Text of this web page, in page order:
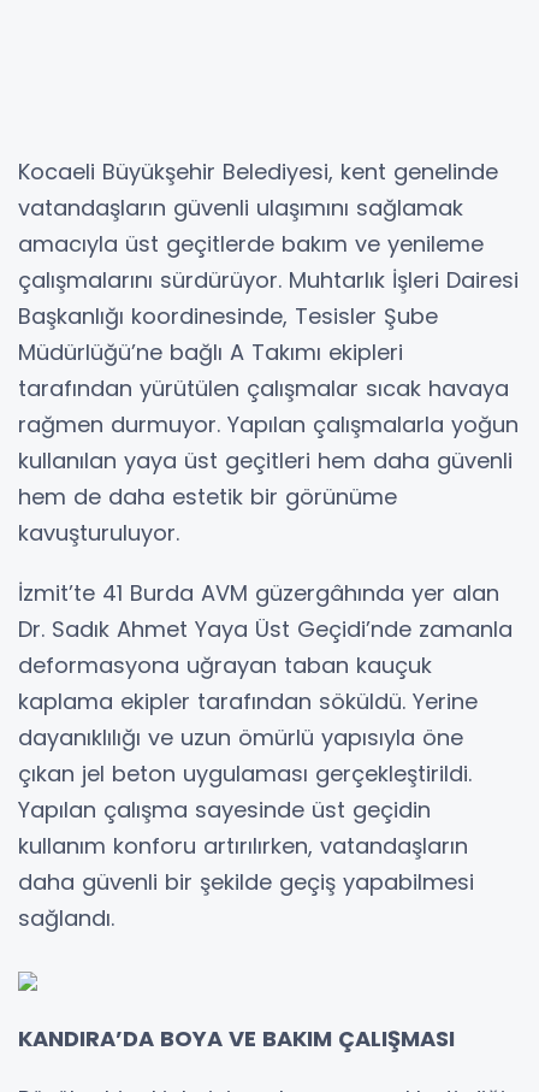
Kocaeli Büyükşehir Belediyesi, kent genelinde
vatandaşların güvenli ulaşımını sağlamak
amacıyla üst geçitlerde bakım ve yenileme
çalışmalarını sürdürüyor. Muhtarlık İşleri Dairesi
Başkanlığı koordinesinde, Tesisler Şube
Müdürlüğü’ne bağlı A Takımı ekipleri
tarafından yürütülen çalışmalar sıcak havaya
rağmen durmuyor. Yapılan çalışmalarla yoğun
kullanılan yaya üst geçitleri hem daha güvenli
hem de daha estetik bir görünüme
kavuşturuluyor.
İzmit’te 41 Burda AVM güzergâhında yer alan
Dr. Sadık Ahmet Yaya Üst Geçidi’nde zamanla
deformasyona uğrayan taban kauçuk
kaplama ekipler tarafından söküldü. Yerine
dayanıklılığı ve uzun ömürlü yapısıyla öne
çıkan jel beton uygulaması gerçekleştirildi.
Yapılan çalışma sayesinde üst geçidin
kullanım konforu artırılırken, vatandaşların
daha güvenli bir şekilde geçiş yapabilmesi
sağlandı.
KANDIRA’DA BOYA VE BAKIM ÇALIŞMASI